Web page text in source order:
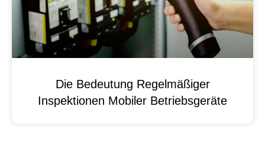
Die Bedeutung Regelmäßiger
Inspektionen Mobiler Betriebsgeräte